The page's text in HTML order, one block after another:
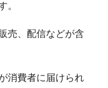
。
売、配信などが含
消費者に届けられ